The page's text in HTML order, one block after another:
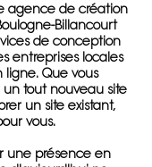
agence de création
Billancourt
de conception
entreprises locales
ligne. Que vous
tout nouveau site
un site existant,
vous.
une présence en